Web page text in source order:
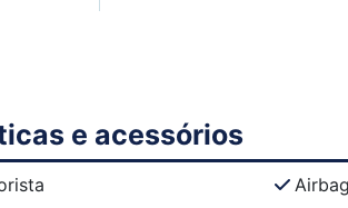
e acessórios